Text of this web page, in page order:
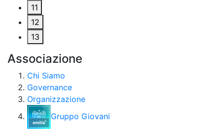
11
12
13
Associazione
Chi Siamo
Governance
Organizzazione
Gruppo Giovani